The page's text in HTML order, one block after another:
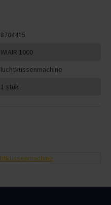
8704415
WIAIR 1000
luchtkussenmachine
1 stuk